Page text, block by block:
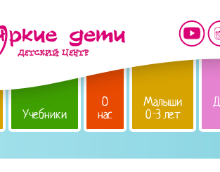
Учебники
О
нас
Малыши
0-3 лет